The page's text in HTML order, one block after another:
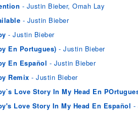
- Justin Bieber, Omah Lay
- Justin Bieber
- Justin Bieber
En Portugues) - Justin Bieber
En Español - Justin Bieber
Remix - Justin Bieber
Love Story In My Head En
Love Story In My Head En Español -